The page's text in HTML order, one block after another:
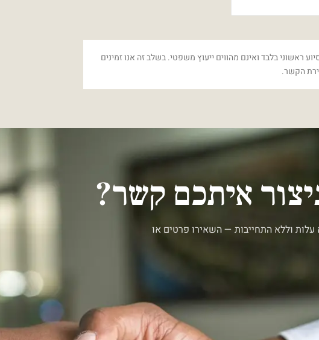
ראשוני בלבד ואינם מהווים ייעוץ משפטי. בשלב זה אנו זמינים
הקשר.
איתכם קשר?
וללא התחייבות — השאירו פרטים או